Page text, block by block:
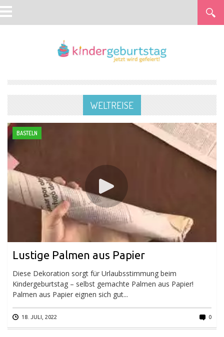
WELTREISE
BASTELN
Lustige Palmen aus Papier
Diese Dekoration sorgt für Urlaubsstimmung beim
Kindergeburtstag – selbst gemachte Palmen aus Papier!
Palmen aus Papier eignen sich gut...
18. JULI, 2022 0